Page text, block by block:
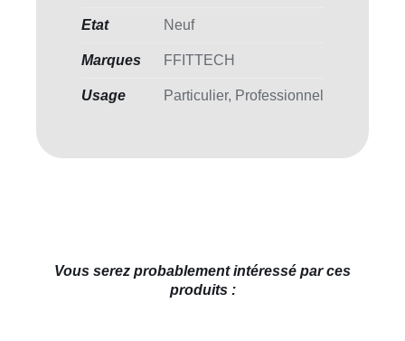
Etat Neuf
Marques FFITTECH
Usage Particulier, Professionnel
Vous serez probablement intéressé par ces
produits :